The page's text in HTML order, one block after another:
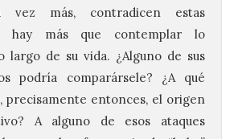
vez más, contradicen estas
hay más que contemplar lo
largo de su vida. ¿Alguno de sus
podría comparársele? ¿A qué
precisamente entonces, el origen
A alguno de esos ataques